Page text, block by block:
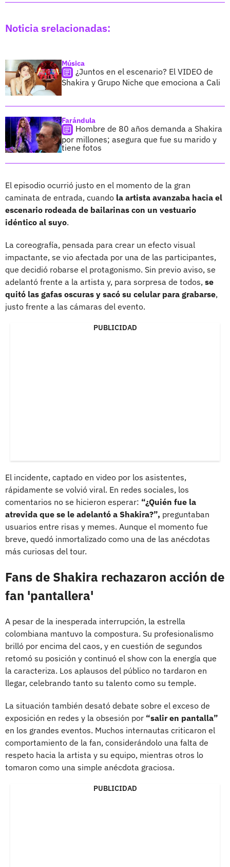
Noticia srelacionadas:
Música
¿Juntos en el escenario? El VIDEO de
Shakira y Grupo Niche que emociona a Cali
Farándula
Hombre de 80 años demanda a Shakira
por millones; asegura que fue su marido y
tiene fotos
El episodio ocurrió justo en el momento de la gran
caminata de entrada, cuando la artista avanzaba hacia el
escenario rodeada de bailarinas con un vestuario
idéntico al suyo.
La coreografía, pensada para crear un efecto visual
impactante, se vio afectada por una de las participantes,
que decidió robarse el protagonismo. Sin previo aviso, se
adelantó frente a la artista y, para sorpresa de todos, se
quitó las gafas oscuras y sacó su celular para grabarse,
justo frente a las cámaras del evento.
PUBLICIDAD
El incidente, captado en video por los asistentes,
rápidamente se volvió viral. En redes sociales, los
comentarios no se hicieron esperar: “¿Quién fue la
atrevida que se le adelantó a Shakira?”, preguntaban
usuarios entre risas y memes. Aunque el momento fue
breve, quedó inmortalizado como una de las anécdotas
más curiosas del tour.
Fans de Shakira rechazaron acción de
fan 'pantallera'
A pesar de la inesperada interrupción, la estrella
colombiana mantuvo la compostura. Su profesionalismo
brilló por encima del caos, y en cuestión de segundos
retomó su posición y continuó el show con la energía que
la caracteriza. Los aplausos del público no tardaron en
llegar, celebrando tanto su talento como su temple.
La situación también desató debate sobre el exceso de
exposición en redes y la obsesión por “salir en pantalla”
en los grandes eventos. Muchos internautas criticaron el
comportamiento de la fan, considerándolo una falta de
respeto hacia la artista y su equipo, mientras otros lo
tomaron como una simple anécdota graciosa.
PUBLICIDAD